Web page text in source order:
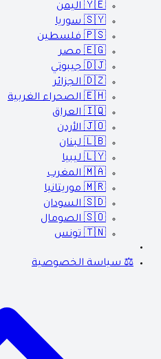
🇾🇪 اليمن
🇸🇾 سوريا
🇵🇸 فلسطين
🇪🇬 مصر
🇩🇯 جيبوتي
🇩🇿 الجزائر
🇪🇭 الصحراء الغربية
🇮🇶 العراق
🇯🇴 الأردن
🇱🇧 لبنان
🇱🇾 ليبيا
🇲🇦 المغرب
🇲🇷 موريتانيا
🇸🇩 السودان
🇸🇴 الصومال
🇹🇳 تونس
⚖️ سياسة الخصوصية